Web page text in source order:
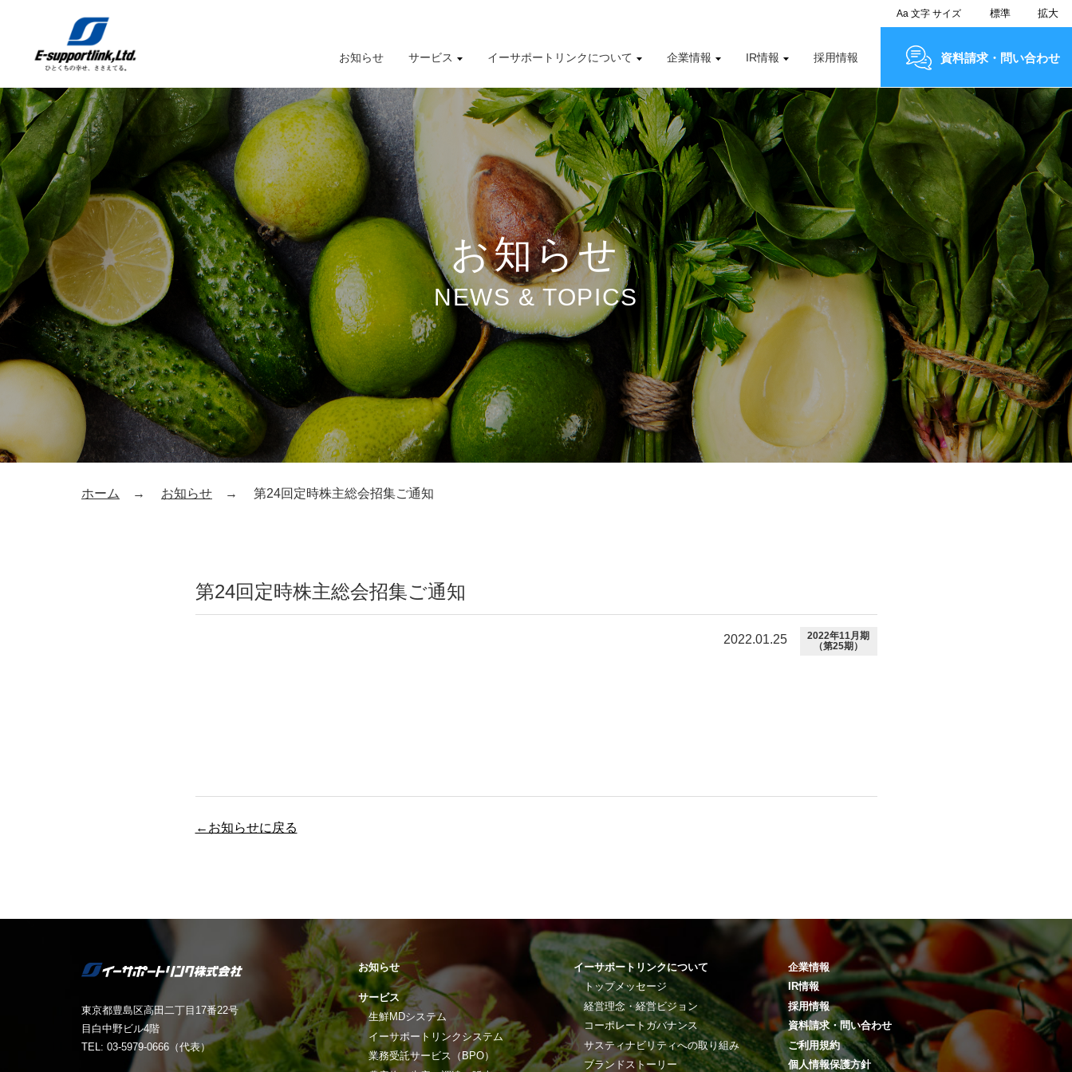
お知らせ サービス
サービスTOP
生鮮MDシステム
イーサポートリンクシステム
業務受託サービス（BPO）
農産物の生産・調達・販売
Marché+（マルシェプラス）
es-Marché（エスマルシェ）
イーサポートリンクについて
イーサポートリンクについてTOP
トップメッセージ
経営理念・経営ビジョン
コーポレートガバナンス
サスティナビリティへの取り組み
ブランドストーリー
企業情報
企業情報TOP
企業概要
事業所案内
関係会社
これまでの歩み
IR情報
IR情報TOP
IRニュース
IRカレンダー
IRライブラリー
株式情報
有価証券報告書
財務業績ハイライト
採用情報
Aa文字サイズ 標準 拡大
資料請求・問い合わせ
お知らせ
NEWS & TOPICS
ホーム お知らせ 第24回定時株主総会招集ご通知
第24回定時株主総会招集ご通知
2022.01.25
2022年11月期
（第25期）
←お知らせに戻る
東京都豊島区高田二丁目17番22号
目白中野ビル4階
TEL: 03-5979-0666（代表）
お知らせ
サービス
生鮮MDシステム
イーサポートリンクシステム
業務受託サービス（BPO）
イーサポートリンクについて
トップメッセージ
経営理念・経営ビジョン
コーポレートガバナンス
サスティナビリティへの取り組み
ブランドストーリー
企業情報
IR情報
採用情報
資料請求・問い合わせ
ご利用規約
個人情報保護方針